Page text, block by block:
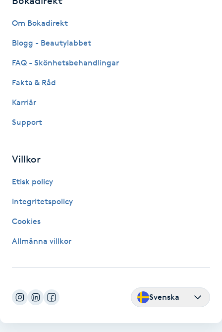
Nagelförlängning akryl
Nagelförlängning glasfiber
Nagelförlängning silke
Nagelklippning
Nagelsvamp
Nageltrång
Nagelvård
Om Bokadirekt
Blogg - Beautylabbet
FAQ - Skönhetsbehandlingar
Fakta & Råd
Karriär
Support
Villkor
Etisk policy
Integritetspolicy
Cookies
Allmänna villkor
Svenska